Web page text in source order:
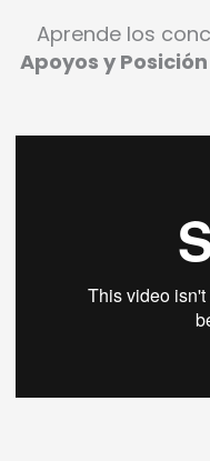
Aprende los
Apoyos y